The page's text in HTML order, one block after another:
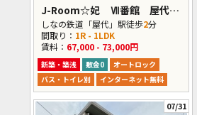
J-Room☆妃 Ⅶ番館 屋代駅前
しなの鉄道「屋代」駅徒歩2分
間取り： 1R - 1LDK
賃料： 67,000 - 73,000円
新築・築浅 敷金0
オートロック
バス・トイレ別
インターネット無料
07/31